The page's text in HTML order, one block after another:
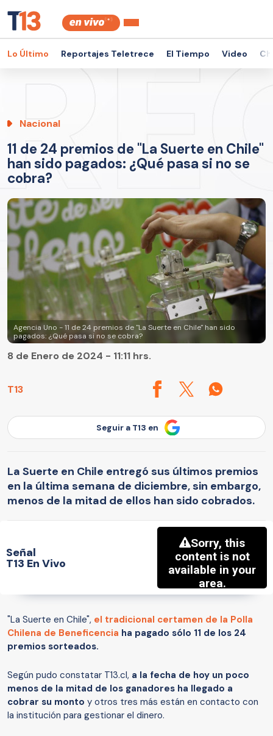
Lo Último Reportajes Teletrece El Tiempo Video
Nacional
11 de 24 premios de "La Suerte en Chile"
han sido pagados: ¿Qué pasa si no se
cobra?
Agencia Uno - 11 de 24 premios de "La Suerte en Chile" han sido
pagados: ¿Qué pasa si no se cobra?
T13
8 de Enero de 2024 - 11:11 hrs.
Seguir a T13 en
La Suerte en Chile entregó sus últimos premios
en la última semana de diciembre, sin embargo,
menos de la mitad de ellos han sido cobrados.
Señal
T13 En Vivo
"La Suerte en Chile", el tradicional certamen de la Polla
Chilena de Beneficencia ha pagado sólo 11 de los 24
premios sorteados.
Según pudo constatar T13.cl, a la fecha de hoy un poco
menos de la mitad de los ganadores ha llegado a
cobrar su monto y otros tres más están en contacto con
la institución para gestionar el dinero.